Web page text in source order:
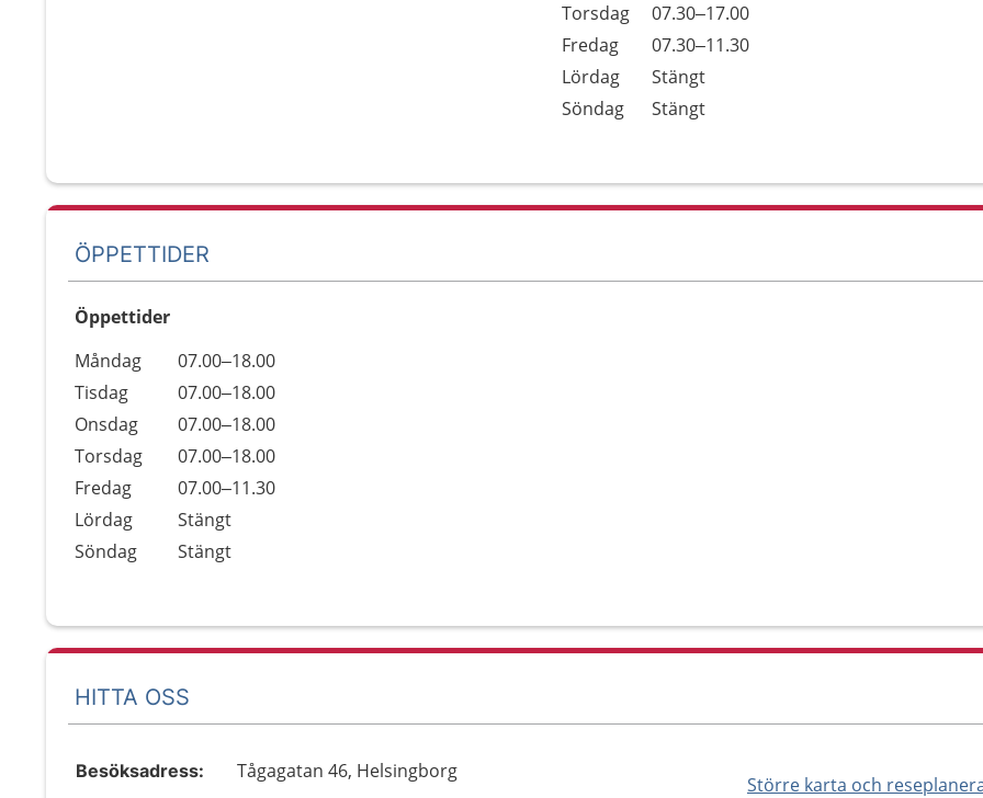
Torsdag
07.30–17.00
Fredag
07.30–11.30
Lördag
Stängt
Söndag
Stängt
ÖPPETTIDER
Öppettider
Dag
Öppettider
Kommentarer
Måndag
07.00–18.00
Tisdag
07.00–18.00
Onsdag
07.00–18.00
Torsdag
07.00–18.00
Fredag
07.00–11.30
Lördag
Stängt
Söndag
Stängt
HITTA OSS
Större karta och
Besöksadress: Tågagatan 46, Helsingborg